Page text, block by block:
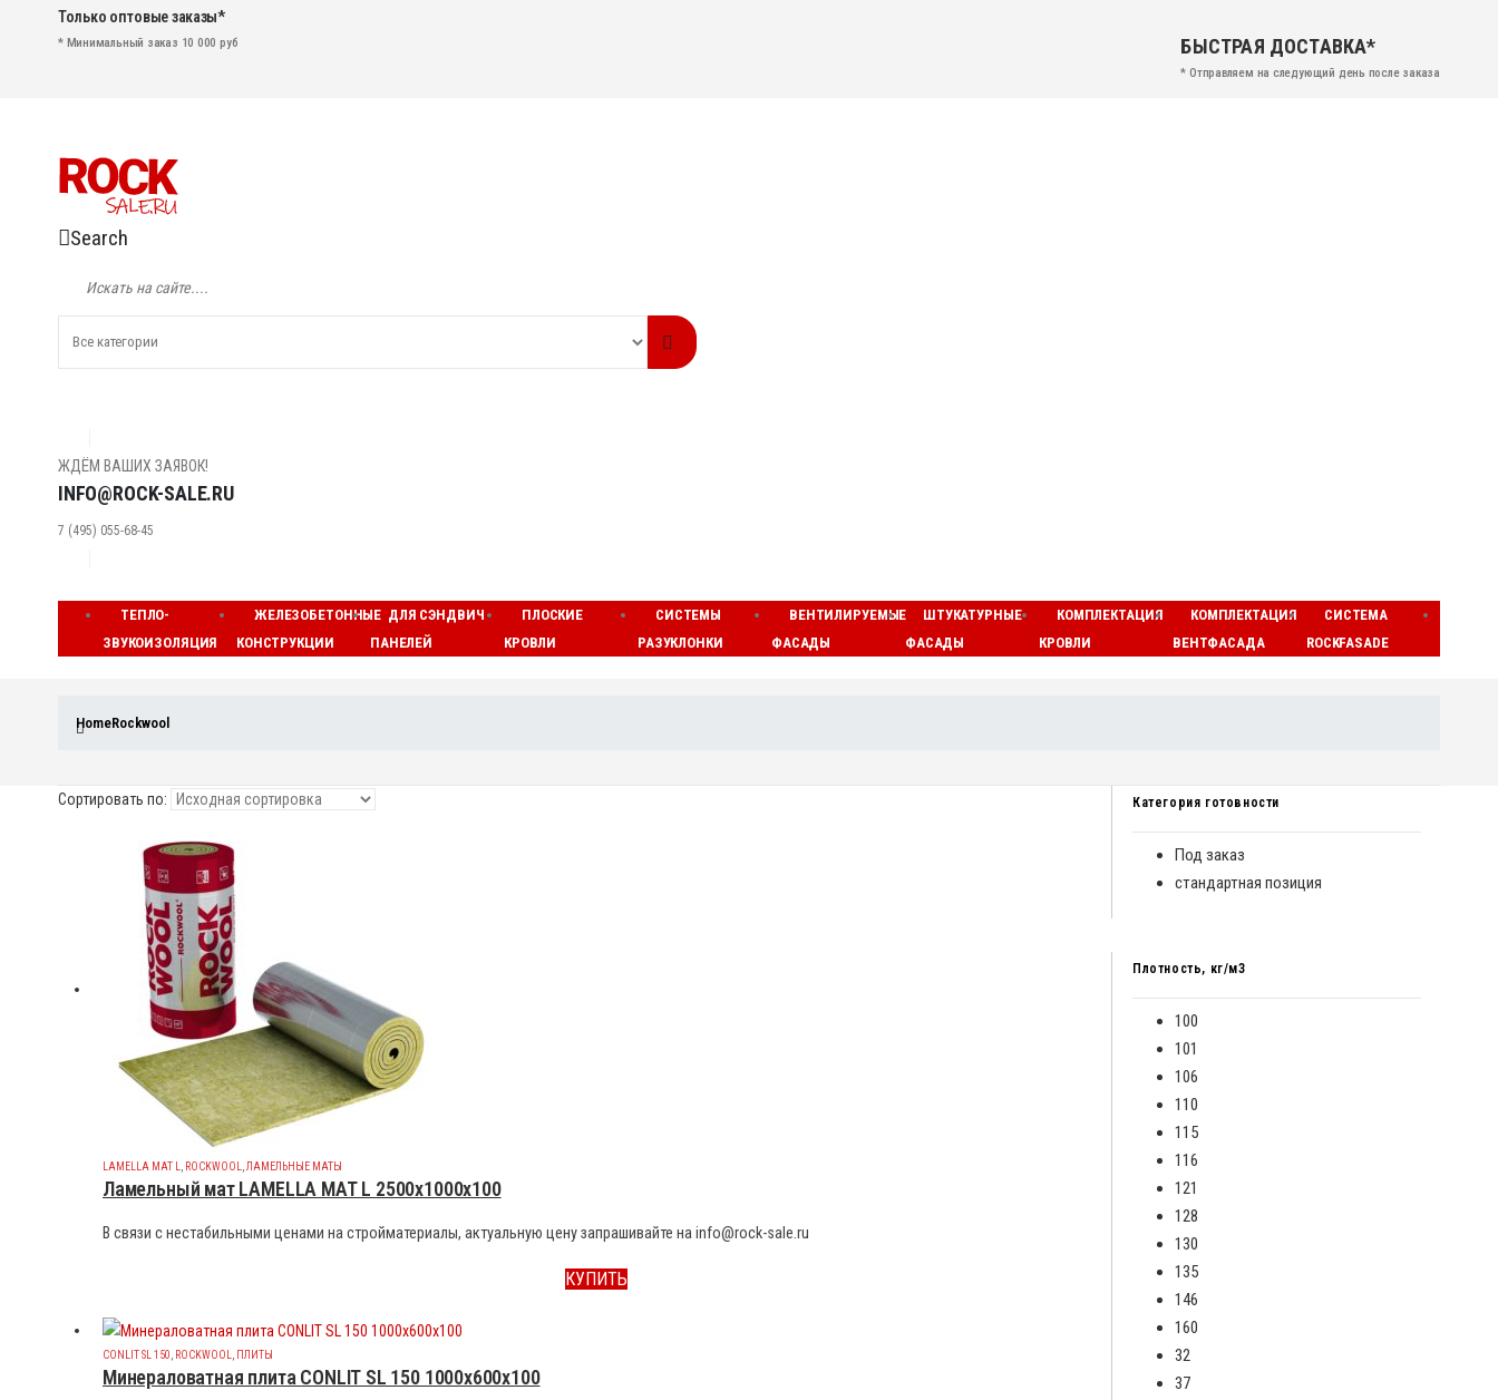
БЫСТРАЯ ДОСТАВКА*
* Отправляем на следующий день после заказа
Только оптовые заказы*
* Минимальный заказ 10 000 руб
Search
ЖДЁМ ВАШИХ ЗАЯВОК!
INFO@ROCK-SALE.RU
7 (495) 055-68-45
ТЕПЛО-
ЗВУКОИЗОЛЯЦИЯ
ЖЕЛЕЗОБЕТОННЫЕ
КОНСТРУКЦИИ
ДЛЯ СЭНДВИЧ
ПАНЕЛЕЙ
ПЛОСКИЕ
КРОВЛИ
СИСТЕМЫ
РАЗУКЛОНКИ
ВЕНТИЛИРУЕМЫЕ
ФАСАДЫ
ШТУКАТУРНЫЕ
ФАСАДЫ
КОМПЛЕКТАЦИЯ
КРОВЛИ
КОМПЛЕКТАЦИЯ
ВЕНТФАСАДА
СИСТЕМА
ROCKFASADE
HomeRockwool
Сортировать по:
LAMELLA MAT L, ROCKWOOL,ЛАМЕЛЬНЫЕ МАТЫ
Ламельный мат LAMELLA MAT L 2500x1000x100
В связи с нестабильными ценами на стройматериалы, актуальную цену запрашивайте на info@rock-sale.ru
КУПИТЬ
CONLIT SL 150 ROCKWOOL ПЛИТЫ
Минераловатная плита CONLIT SL 150 1000x600x100
Категория готовности
Под заказ
стандартная позиция
Плотность, кг/м3
100
101
106
110
115
116
121
128
130
135
146
160
32
37